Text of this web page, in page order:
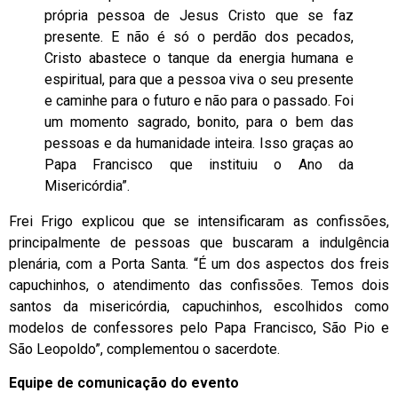
própria pessoa de Jesus Cristo que se faz
presente. E não é só o perdão dos pecados,
Cristo abastece o tanque da energia humana e
espiritual, para que a pessoa viva o seu presente
e caminhe para o futuro e não para o passado. Foi
um momento sagrado, bonito, para o bem das
pessoas e da humanidade inteira. Isso graças ao
Papa Francisco que instituiu o Ano da
Misericórdia”.
Frei Frigo explicou que se intensificaram as confissões,
principalmente de pessoas que buscaram a indulgência
plenária, com a Porta Santa. “É um dos aspectos dos freis
capuchinhos, o atendimento das confissões. Temos dois
santos da misericórdia, capuchinhos, escolhidos como
modelos de confessores pelo Papa Francisco, São Pio e
São Leopoldo”, complementou o sacerdote.
Equipe de comunicação do evento